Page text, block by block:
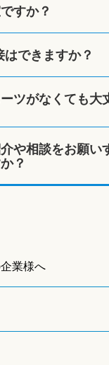
すか？
できますか？
ツがなくても大
や相談をお願い
？
業様へ